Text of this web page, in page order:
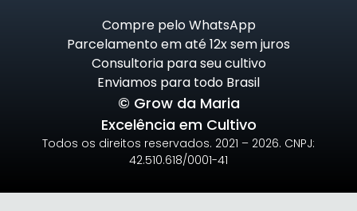
Compre pelo WhatsApp
Parcelamento em até 12x sem juros
Consultoria para seu cultivo
Enviamos para todo Brasil
© Grow da Maria
Excelência em Cultivo
Todos os direitos reservados. 2021 – 2026. CNPJ:
42.510.618/0001-41